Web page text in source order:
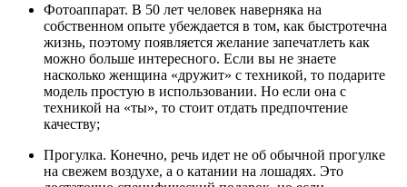
Фотоаппарат. В 50 лет человек наверняка на
собственном опыте убеждается в том, как быстротечна
жизнь, поэтому появляется желание запечатлеть как
можно больше интересного. Если вы не знаете
насколько женщина «дружит» с техникой, то подарите
модель простую в использовании. Но если она с
техникой на «ты», то стоит отдать предпочтение
качеству;
Прогулка. Конечно, речь идет не об обычной прогулке
на свежем воздухе, а о катании на лошадях. Это